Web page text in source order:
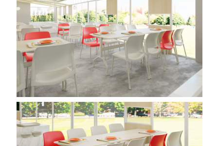
Imagem 01
Imagem 01